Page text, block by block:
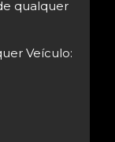
qualquer
Veículo: